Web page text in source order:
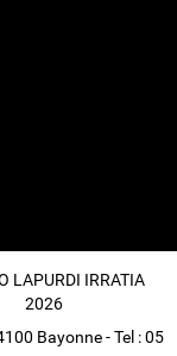
LAPURDI IRRATIA
2026
Bayonne - Tel : 05